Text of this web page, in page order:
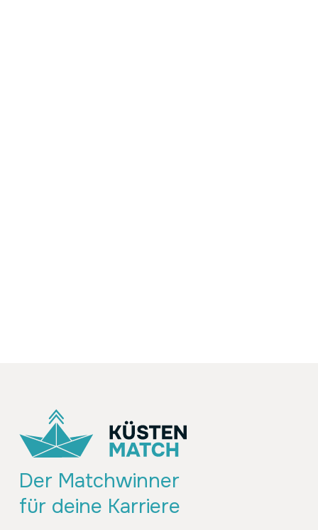
Der Matchwinner
für deine Karriere